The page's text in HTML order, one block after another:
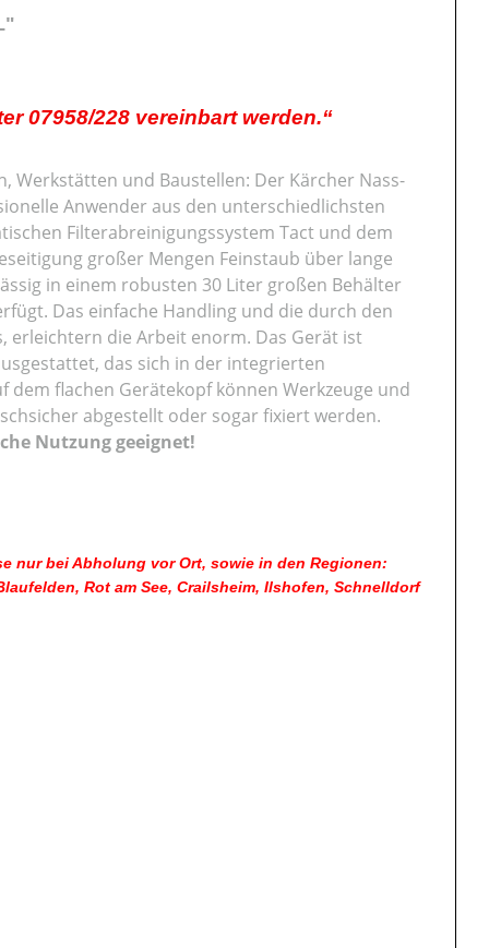
07958/228 vereinbart werden.“
Werkstätten und Baustellen: Der Kärcher Nass-
Anwender aus den unterschiedlichsten
Filterabreinigungssystem Tact und dem
großer Mengen Feinstaub über lange
in einem robusten 30 Liter großen Behälter
Das einfache Handling und die durch den
erleichtern die Arbeit enorm. Das Gerät ist
das sich in der integrierten
flachen Gerätekopf können Werkzeuge und
abgestellt oder sogar fixiert werden.
Nutzung geeignet!
nur bei Abholung vor Ort, sowie in den Regionen:
Rot am See, Crailsheim, Ilshofen, Schnelldorf